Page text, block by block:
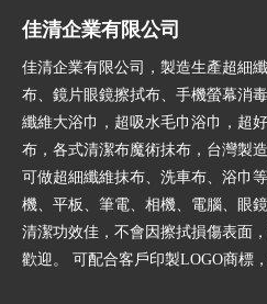
佳清企業有限公司
佳清企業有限公司，製造生產超細
布、鏡片眼鏡擦拭布、手機螢幕消
纖維大浴巾，超吸水毛巾浴巾，超
布，各式清潔布魔術抺布，台灣製
可做超細纖維抹布、洗車布、浴巾
機、平板、筆電、相機、電腦、眼
清潔功效佳，不會因擦拭損傷表面
歡迎。 可配合客戶印製LOGO商標